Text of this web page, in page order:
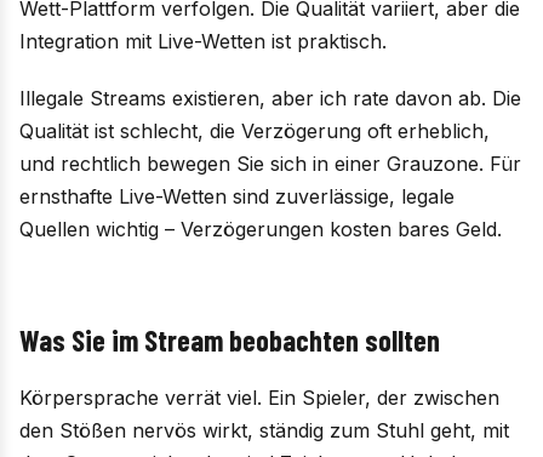
Wett-Plattform verfolgen. Die Qualität variiert, aber die
Integration mit Live-Wetten ist praktisch.
Illegale Streams existieren, aber ich rate davon ab. Die
Qualität ist schlecht, die Verzögerung oft erheblich,
und rechtlich bewegen Sie sich in einer Grauzone. Für
ernsthafte Live-Wetten sind zuverlässige, legale
Quellen wichtig – Verzögerungen kosten bares Geld.
Was Sie im Stream beobachten sollten
Körpersprache verrät viel. Ein Spieler, der zwischen
den Stößen nervös wirkt, ständig zum Stuhl geht, mit